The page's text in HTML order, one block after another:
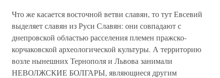
Что же касается восточной ветви славян, то тут Евсевий
выделяет славян из Руси Славян: они совпадают с
днепровской областью расселения племен пражско-
корчаковской археологической культуры. А территорию
возле нынешних Тернополя и Львова занимали
НЕВОЛЖСКИЕ БОЛГАРЫ, являющиеся другим